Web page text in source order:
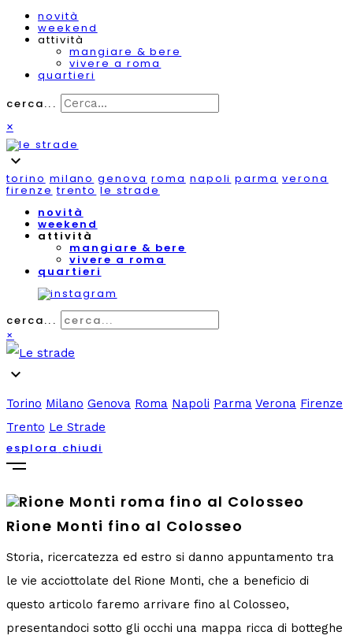
novità
weekend
attività
mangiare & bere
vivere a roma
quartieri
cerca...
×
expand_more
torino milano genova roma napoli parma verona
firenze trento le strade
novità
weekend
attività
mangiare & bere
vivere a roma
quartieri
cerca...
×
expand_more
Torino Milano Genova Roma Napoli Parma Verona Firenze
Trento Le Strade
esplora chiudi
Rione Monti fino al Colosseo
Storia, ricercatezza ed estro si danno appuntamento tra
le vie acciottolate del Rione Monti, che a beneficio di
questo articolo faremo arrivare fino al Colosseo,
presentandoci sotto gli occhi una mappa ricca di botteghe